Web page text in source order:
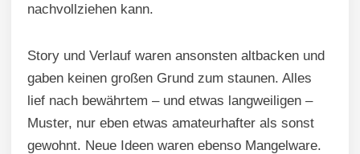
nachvollziehen kann.
Story und Verlauf waren ansonsten altbacken und
gaben keinen großen Grund zum staunen. Alles
lief nach bewährtem – und etwas langweiligen –
Muster, nur eben etwas amateurhafter als sonst
gewohnt. Neue Ideen waren ebenso Mangelware.